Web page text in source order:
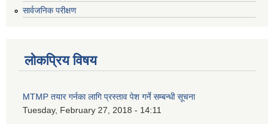
सार्वजनिक परीक्षण
लोकप्रिय विषय
MTMP तयार गर्नका लागि प्रस्ताव पेश गर्ने सम्बन्धी सूचना
Tuesday, February 27, 2018 - 14:11